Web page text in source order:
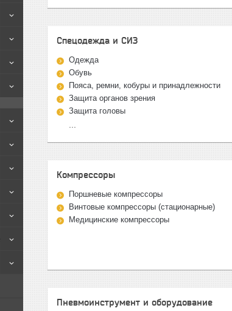
Спецодежда и СИЗ
Одежда
Обувь
Пояса, ремни, кобуры и принадлежности
Защита органов зрения
Защита головы
Компрессоры
Поршневые компрессоры
Винтовые компрессоры (стационарные)
Медицинские компрессоры
Пневмоинструмент и оборудование